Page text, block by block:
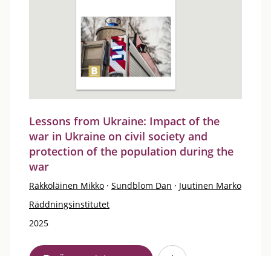
Lessons from Ukraine: Impact of the
war in Ukraine on civil society and
protection of the population during the
war
Räkköläinen Mikko · Sundblom Dan · Juutinen Marko
Räddningsinstitutet
2025